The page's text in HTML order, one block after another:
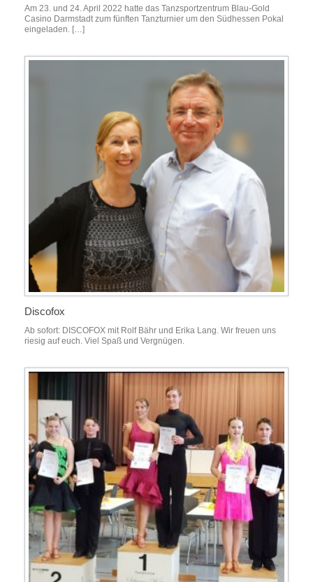
Am 23. und 24. April 2022 hatte das Tanzsportzentrum Blau-Gold
Casino Darmstadt zum fünften Tanzturnier um den Südhessen Pokal
eingeladen. […]
Discofox
Ab sofort: DISCOFOX mit Rolf Bähr und Erika Lang. Wir freuen uns
riesig auf euch. Viel Spaß und Vergnügen.